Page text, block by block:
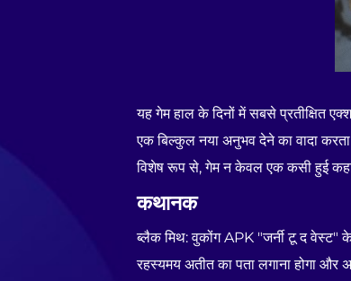
यह गेम हाल के दिनों में सबसे प्रतीक्षित
एक बिल्कुल नया अनुभव देने का वादा
विशेष रूप से, गेम न केवल एक कसी हुई
कथानक
ब्लैक मिथ: वुकोंग APK "जर्नी टू द वेस्ट"
रहस्यमय अतीत का पता लगाना होगा और